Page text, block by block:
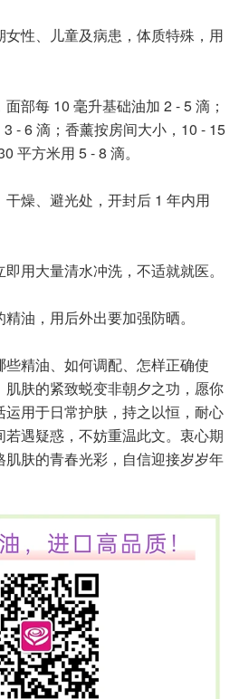
性、儿童及病患，体质特殊，用
部每 10 毫升基础油加 2 - 5 滴；
- 6 滴；香薰按房间大小，10 - 15
平方米用 5 - 8 滴。
燥、避光处，开封后 1 年内用
用大量清水冲洗，不适就就医。
油，用后外出要加强防晒。
精油、如何调配、怎样正确使
肤的紧致蜕变非朝夕之功，愿你
用于日常护肤，持之以恒，耐心
遇疑惑，不妨重温此文。衷心期
肤的青春光彩，自信迎接岁岁年